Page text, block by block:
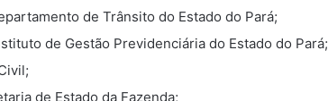
de Trânsito do Estado do Pará;
de Gestão Previdenciária do Estado do Pará;
de Estado da Fazenda;